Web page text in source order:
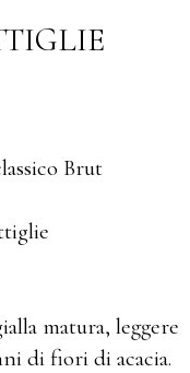
Brut
matura, leggere
di fiori di acacia.